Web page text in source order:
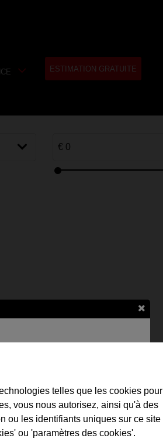
telles que les cookies pour
vous nous autorisez, ainsi qu'à des
ou les identifiants uniques sur ce site
ou 'paramètres des cookies'.
ESTIMATION GRATUITE
?
maintenant une estimation
ligne gratuite et découvrez la
de votre propriété.